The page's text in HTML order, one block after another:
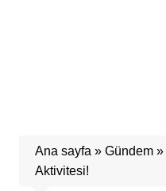
Ana sayfa » Gündem»
Aktivitesi!